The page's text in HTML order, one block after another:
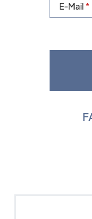
E-Mail